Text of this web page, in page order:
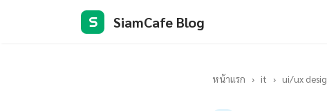
S SiamCafe Blog
หน้าแรก › it › ui/ux